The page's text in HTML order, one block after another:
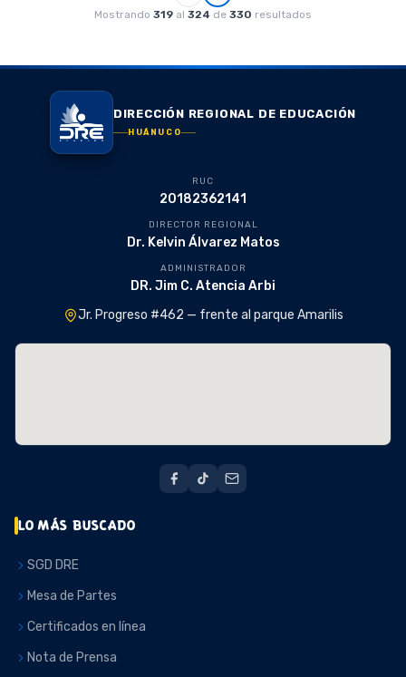
Mostrando 319 al 324 de 330 resultados
DIRECCIÓN REGIONAL DE EDUCACIÓN
HUÁNUCO
RUC
20182362141
DIRECTOR REGIONAL
Dr. Kelvin Álvarez Matos
ADMINISTRADOR
DR. Jim C. Atencia Arbi
Jr. Progreso #462 — frente al parque Amarilis
LO MÁS BUSCADO
SGD DRE
Mesa de Partes
Certificados en línea
Nota de Prensa